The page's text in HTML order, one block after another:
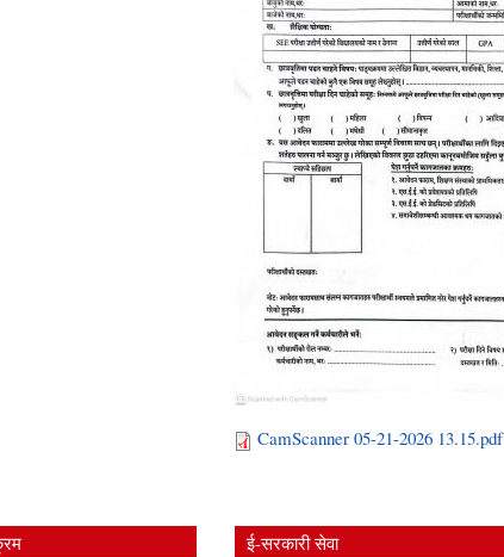
CamScanner 05-21-2026 13.15.pdf
ई-सरकारी सेवा